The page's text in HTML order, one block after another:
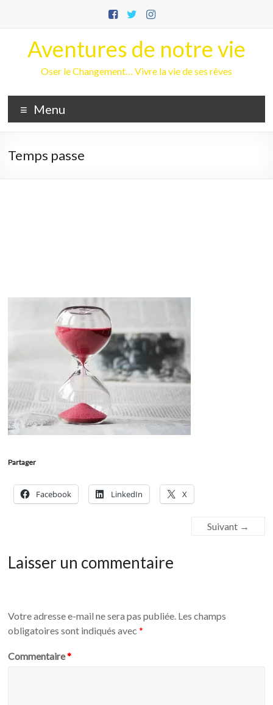
Aventures de notre vie
Oser le Changement… Vivre la vie de ses rêves
Menu
Temps passe
Partager
Facebook LinkedIn X
Suivant →
Laisser un commentaire
Votre adresse e-mail ne sera pas publiée. Les champs
obligatoires sont indiqués avec*
Commentaire*